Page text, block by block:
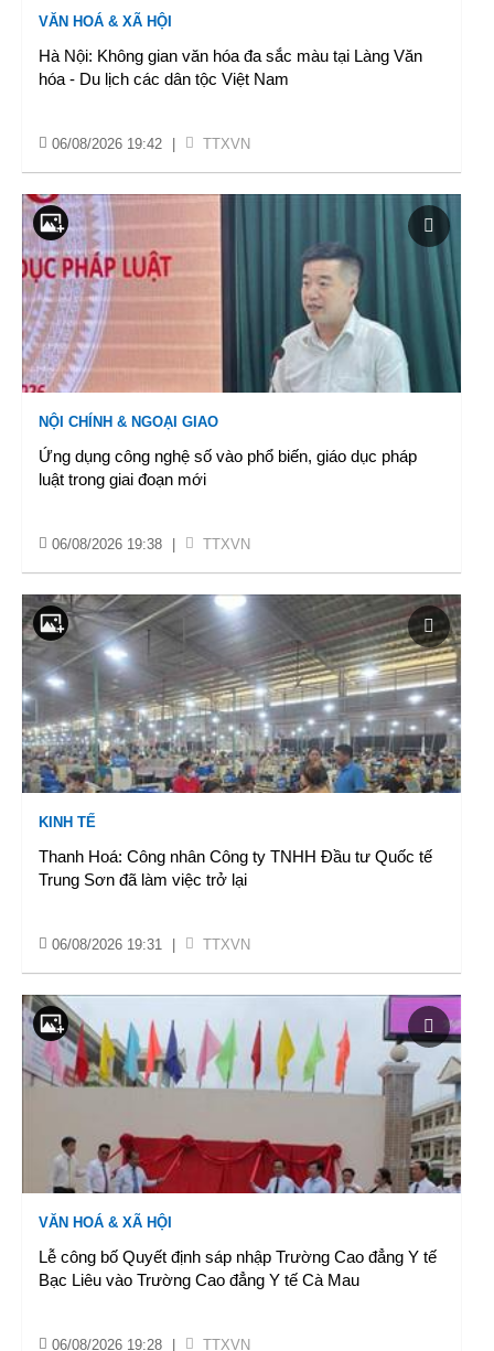
VĂN HOÁ & XÃ HỘI
Hà Nội: Không gian văn hóa đa sắc màu tại Làng Văn
hóa - Du lịch các dân tộc Việt Nam
06/08/2026 19:42 TTXVN
NỘI CHÍNH & NGOẠI GIAO
Ứng dụng công nghệ số vào phổ biến, giáo dục pháp
luật trong giai đoạn mới
06/08/2026 19:38 TTXVN
KINH TẾ
Thanh Hoá: Công nhân Công ty TNHH Đầu tư Quốc tế
Trung Sơn đã làm việc trở lại
06/08/2026 19:31 TTXVN
VĂN HOÁ & XÃ HỘI
Lễ công bố Quyết định sáp nhập Trường Cao đẳng Y tế
Bạc Liêu vào Trường Cao đẳng Y tế Cà Mau
06/08/2026 19:28 TTXVN